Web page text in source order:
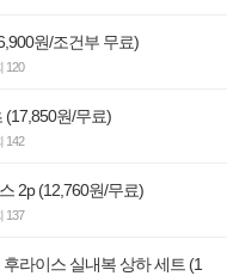
원/조건부 무료)
120
(17,850원/무료)
142
2p (12,760원/무료)
137
라이스 실내복 상하 세트 (1